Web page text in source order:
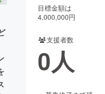
チャレンジ
CAMPFIRE Creation
machi-ya
目標金額は
4,000,000円
支援者数
0人